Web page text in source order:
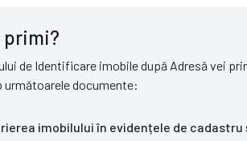
primi?
de Identificare imobile după Adresă vei
următoarele documente:
imobilului în evidențele de cadastru